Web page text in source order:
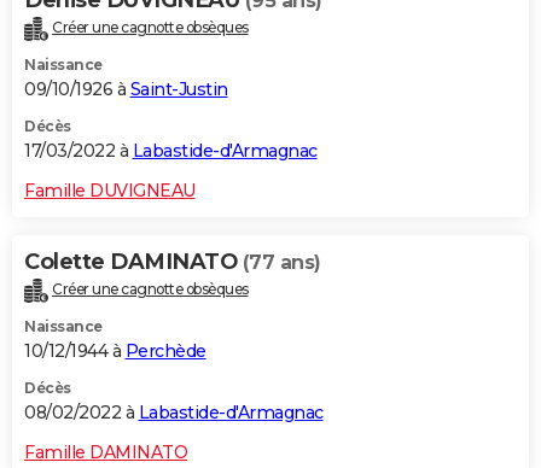
Créer une cagnotte obsèques
Naissance
09/10/1926 à Saint-Justin
Décès
17/03/2022 à Labastide-d'Armagnac
Famille DUVIGNEAU
Colette DAMINATO (77 ans)
Créer une cagnotte obsèques
Naissance
10/12/1944 à Perchède
Décès
08/02/2022 à Labastide-d'Armagnac
Famille DAMINATO